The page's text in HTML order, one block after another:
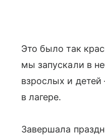
Это было так
мы запускали в
взрослых и
в лагере.
Завершала